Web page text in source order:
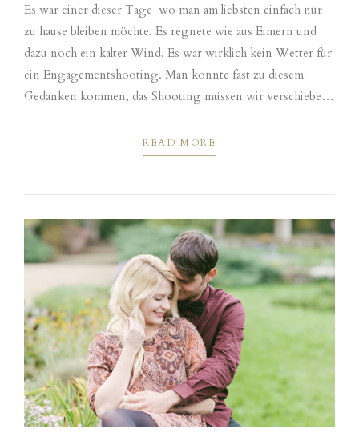
Es war einer dieser Tage wo man am liebsten einfach nur
zu hause bleiben möchte. Es regnete wie aus Eimern und
dazu noch ein kalter Wind. Es war wirklich kein Wetter für
ein Engagementshooting. Man konnte fast zu diesem
Gedanken kommen, das Shooting müssen wir verschieben.
READ MORE